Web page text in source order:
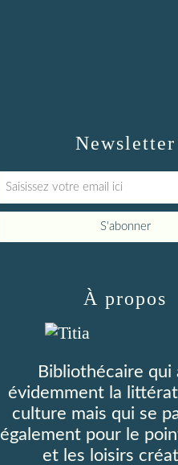
Newsletter
À propos
Bibliothécaire qui
évidemment la
culture mais qui se
également pour le
et les loisirs